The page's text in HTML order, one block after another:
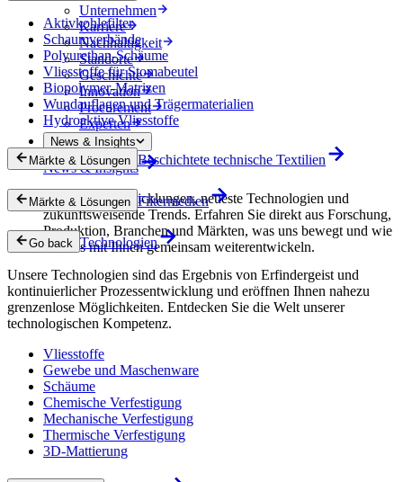
Unternehmen
Karriere
Nachhaltigkeit
Standorte
Geschichte
Innovation
Procurement
Experten
News & Insights
News & Insights
Innovative Entwicklungen, neueste Technologien und
zukunftsweisende Trends. Erfahren Sie direkt aus Forschung,
Produktion, Branchen und Märkten, was uns bewegt und wie
wir uns mit Ihnen gemeinsam weiterentwickeln.
Aktivkohlefilter
Schaumverbände
Polyurethan-Schäume
Vliesstoffe für Stomabeutel
Biopolymer-Matrizen
Wundauflagen und Trägermaterialien
Hydroaktive Vliesstoffe
Märkte & Lösungen Beschichtete technische Textilien
Märkte & Lösungen Filtermedien
Go back Technologien
Unsere Technologien sind das Ergebnis von Erfindergeist und
kontinuierlicher Prozessentwicklung und eröffnen Ihnen nahezu
grenzenlose Möglichkeiten. Entdecken Sie die Welt unserer
technologischen Kompetenz.
Vliesstoffe
Gewebe und Maschenware
Schäume
Chemische Verfestigung
Mechanische Verfestigung
Thermische Verfestigung
3D-Mattierung